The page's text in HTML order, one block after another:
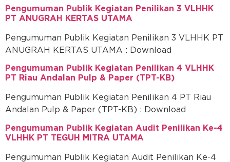
Pengumuman Publik Kegiatan Penilikan 3 VLHHK
PT ANUGRAH KERTAS UTAMA
Pengumuman Publik Kegiatan Penilikan 3 VLHHK PT
ANUGRAH KERTAS UTAMA : Download
Pengumuman Publik Kegiatan Penilikan 4 VLHHK
PT Riau Andalan Pulp & Paper (TPT-KB)
Pengumuman Publik Kegiatan Penilikan 4 PT Riau
Andalan Pulp & Paper (TPT-KB) : Download
Pengumuman Publik Kegiatan Audit Penilikan Ke-4
VLHHK PT TEGUH MITRA UTAMA
Pengumuman Publik Kegiatan Audit Penilikan Ke-4